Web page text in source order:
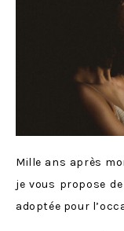
Mille ans après
je vous propose
adoptée pour